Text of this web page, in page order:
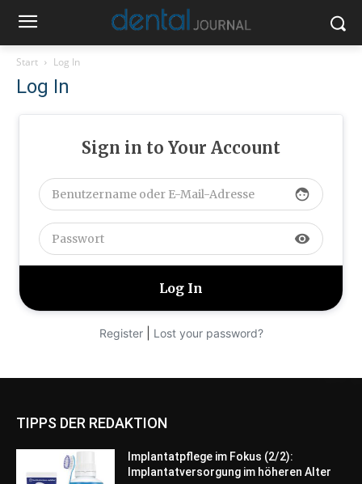
Start Log In
Log In
Sign in to Your Account
face
visibility
Register| Lost your password?
TIPPS DER REDAKTION
Implantatpflege im Fokus (2/2):
Implantatversorgung im höheren Alter